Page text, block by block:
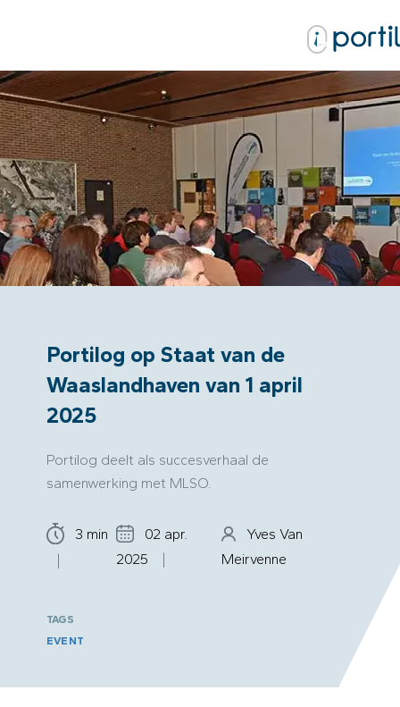
Portilog op Staat van de
Waaslandhaven van 1 april
2025
Portilog deelt als succesverhaal de
samenwerking met MLSO.
3 min
02 apr.
2025
Yves Van
Meirvenne
TAGS
EVENT